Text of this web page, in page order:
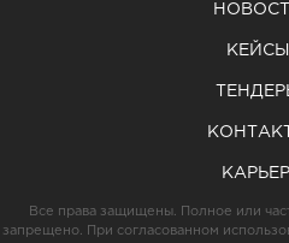
КЕЙСЫ
Все права защищены. Полное или
запрещено. При согласованном